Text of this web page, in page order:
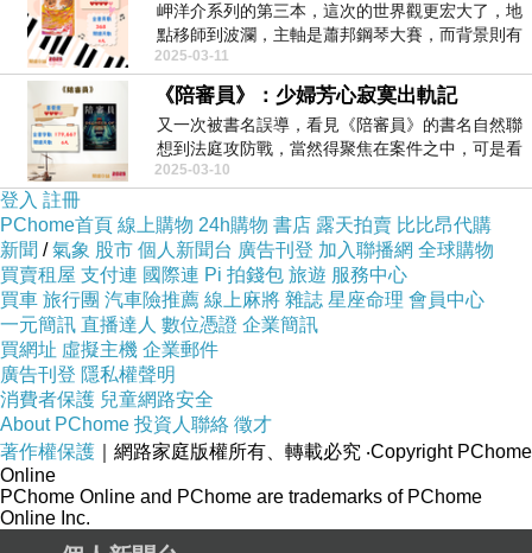
岬洋介系列的第三本，這次的世界觀更宏大了，地
點移師到波瀾，主軸是蕭邦鋼琴大賽，而背景則有
停不了的恐怖...
2025-03-11
《陪審員》：少婦芳心寂寞出軌記
又一次被書名誤導，看見《陪審員》的書名自然聯
想到法庭攻防戰，當然得聚焦在案件之中，可是看
著看著怎麼變...
2025-03-10
登入 註冊
PChome首頁 線上購物 24h購物 書店 露天拍賣 比比昂代購
新聞 /氣象 股市 個人新聞台 廣告刊登 加入聯播網 全球購物
買賣租屋 支付連 國際連 Pi 拍錢包 旅遊 服務中心
買車 旅行團 汽車險推薦 線上麻將 雜誌 星座命理 會員中心
一元簡訊 直播達人 數位憑證 企業簡訊
買網址 虛擬主機 企業郵件
廣告刊登 隱私權聲明
消費者保護 兒童網路安全
About PChome 投資人聯絡 徵才
著作權保護 ｜網路家庭版權所有、轉載必究 ‧Copyright PChome
Online
PChome Online and PChome are trademarks of PChome
Online Inc.